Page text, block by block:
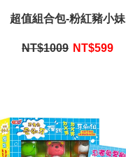
超值組合包-粉紅豬小妹
NT$1009 NT$599